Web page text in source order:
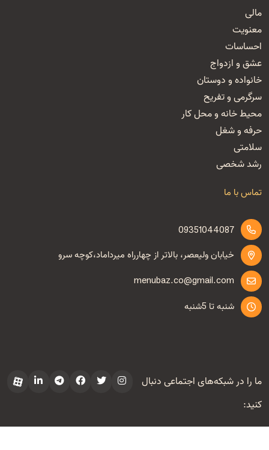
مالی
معنویت
احساسات
عشق و ازدواج
خانواده و دوستان
سرگرمی و تفریح
محیط خانه و محل کار
حرفه و شغل
سلامتی
رشد شخصی
تماس با ما
09351044087
خیابان ولیعصر، بالاتر از چهارراه میرداماد،کوچه سرو
menubaz.co@gmail.com
شنبه تا 5شنبه
ما را در شبکه‌های اجتماعی دنبال
کنید: